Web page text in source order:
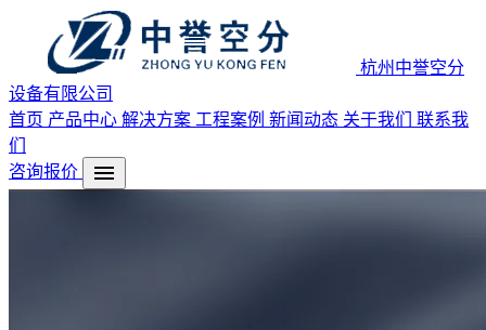
杭州中誉空分
设备有限公司
首页 产品中心 解决方案 工程案例 新闻动态 关于我们 联系我
们
咨询报价
menu